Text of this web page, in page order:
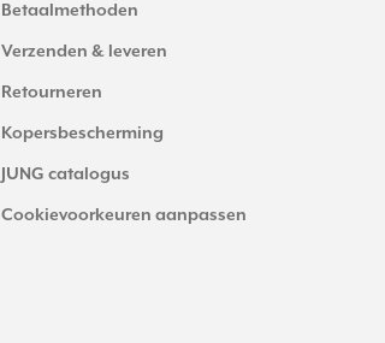
Betaalmethoden
Verzenden & leveren
Retourneren
Kopersbescherming
JUNG catalogus
Cookievoorkeuren aanpassen